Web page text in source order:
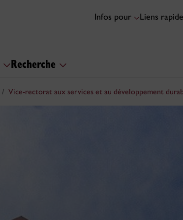
Infos pour Liens
Recherche
Vice-rectorat aux services et au développement